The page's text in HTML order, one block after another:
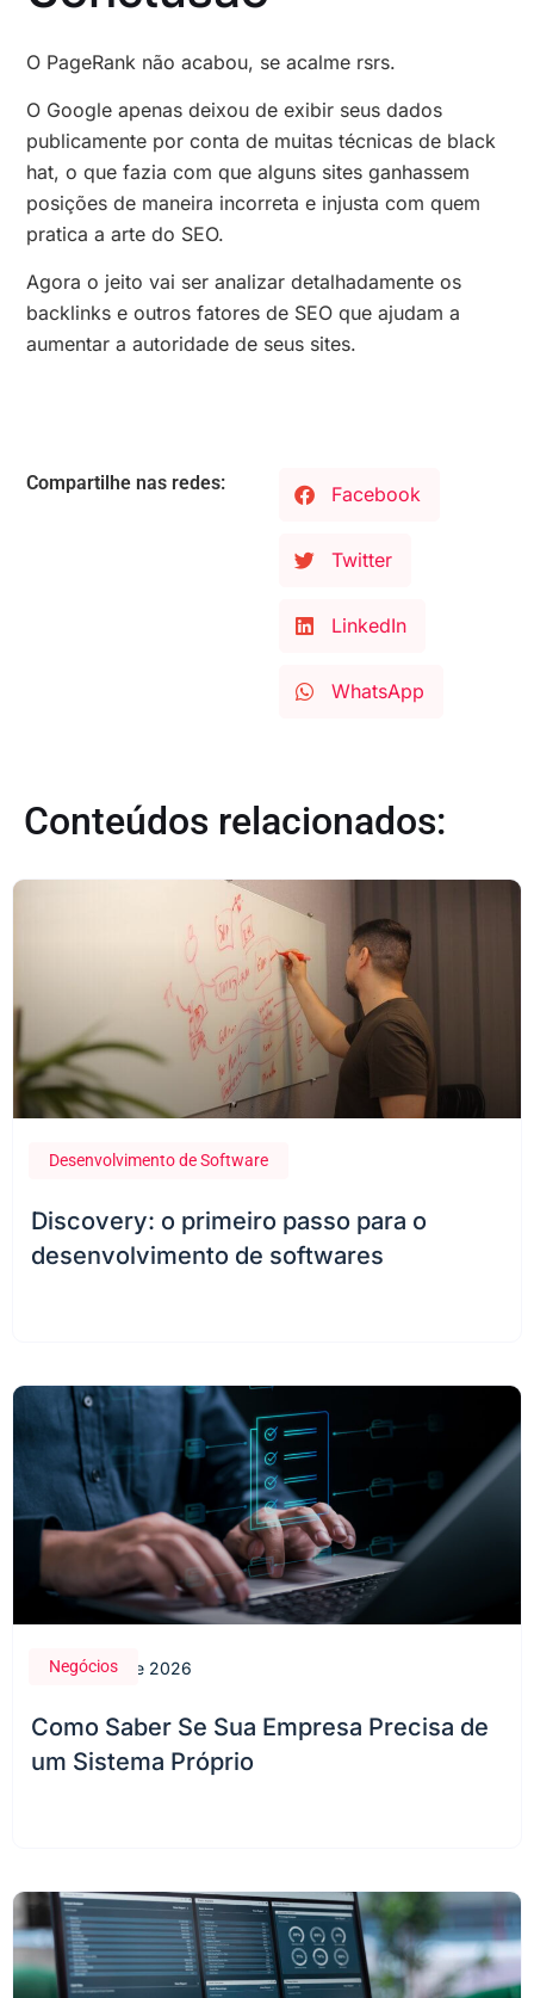
O PageRank não acabou, se acalme rsrs.
O Google apenas deixou de exibir seus dados
publicamente por conta de muitas técnicas de black
hat, o que fazia com que alguns sites ganhassem
posições de maneira incorreta e injusta com quem
pratica a arte do SEO.
Agora o jeito vai ser analizar detalhadamente os
backlinks e outros fatores de SEO que ajudam a
aumentar a autoridade de seus sites.
Compartilhe nas redes: Facebook
Twitter
LinkedIn
WhatsApp
Conteúdos relacionados:
Desenvolvimento de Software
Discovery: o primeiro passo para o
desenvolvimento de softwares
22 de fevereiro de 2024
Negócios
Como Saber Se Sua Empresa Precisa de
um Sistema Próprio
28 de maio de 2026